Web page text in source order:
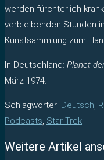
werden fürchterlich
verbleibenden Stunden
Kunstsammlung zum
In Deutschland: Planet
März 1974.
Schlagwörter: Deutsch,
Podcasts, Star Trek
Weitere Artikel